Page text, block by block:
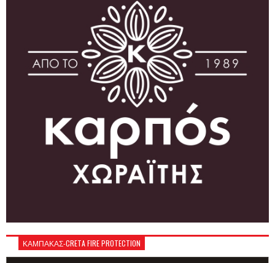
ΚΑΜΠΑΚΑΣ-CRETA FIRE PROTECTION